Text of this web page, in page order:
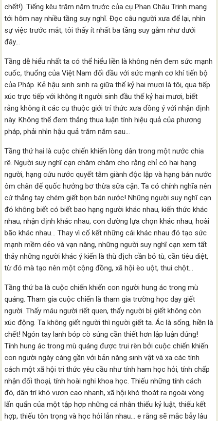
chết!). Tiếng kêu trăm năm trước của cụ Phan Châu Trinh mang
tới hôm nay nhiều tầng suy nghĩ. Đọc câu người xưa để lại, nhìn
sự việc trước mắt, tôi thấy ít nhất ba tầng suy gẫm như dưới
đây…
Tầng dễ hiểu nhất ta có thể hiểu liền là không nên đem sức mạnh
cuốc, thuổng của Việt Nam đối đầu với sức mạnh cơ khí tiến bộ
của Pháp. Kẻ hậu sinh sinh ra giữa thế kỷ hai mươi là tôi, qua tiếp
xúc trực tiếp với không ít người sinh đầu thế kỷ hai mươi, biết
rằng không ít các cụ thuộc giới trí thức xưa đồng ý với nhận định
này. Không thể đem thắng thua luận tính hiệu quả của phương
pháp, phải nhìn hậu quả trăm năm sau…
Tầng thứ hai là cuộc chiến khiến lòng dân trong một nước chia
rẽ. Người suy nghĩ cạn chăm chăm cho rằng chỉ có hai hạng
người, hạng cứu nước quyết tâm giành độc lập và hạng bán nước
ôm chân đế quốc hưởng bơ thừa sữa cặn. Ta có chính nghĩa nên
cứ thẳng tay chém giết bọn bán nước! Những người suy nghĩ cạn
đó không biết có biết bao hạng người khác nhau, kiến thức khác
nhau, nhận định khác nhau, con đường lựa chọn khác nhau, hoài
bão khác nhau… Thay vì cố kết những cái khác nhau đó tạo sức
mạnh mềm dẻo và vạn năng, những người suy nghĩ cạn xem tất
thảy những người khác ý kiến là thù địch cần bỏ tù, cần tiêu diệt,
từ đó mà tạo nên một cộng đồng, xã hội èo uột, thui chột…
Tầng thứ ba là cuộc chiến khiến con người hung ác trong mù
quáng. Tham gia cuộc chiến là tham gia trường học dạy giết
người. Thấy máu người riết quen, thấy người bị giết không còn
xúc động. Ta không giết người thì người giết ta. Ác là sống, hiền là
chết! Ngón tay lanh bóp cò súng cần thiết hơn lập luận đúng!
Tính hung ác trong mù quáng được trui rèn bởi cuộc chiến khiến
con người ngày càng gần với bản năng sinh vật và xa các tính
cách một xã hội tri thức yêu cầu như tính ham học hỏi, tính chấp
nhận đối thoại, tính hoài nghi khoa học. Thiếu những tính cách
đó, dân trí khó vươn cao nhanh, xã hội khó thoát ra ngoài vòng
lẩn quẩn của một tập hợp những cá nhân thiếu kỷ luật, thiếu kết
hợp, thiếu tôn trọng và học hỏi lẫn nhau… e rằng sẽ mắc bẫy lâu